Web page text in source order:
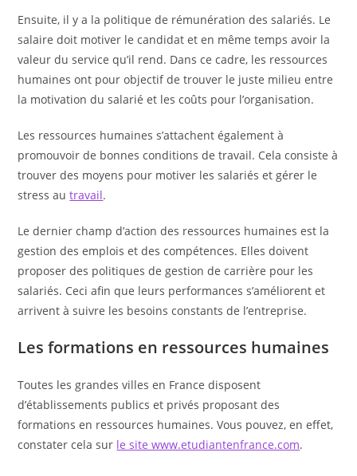
Ensuite, il y a la politique de rémunération des salariés. Le
salaire doit motiver le candidat et en même temps avoir la
valeur du service qu’il rend. Dans ce cadre, les ressources
humaines ont pour objectif de trouver le juste milieu entre
la motivation du salarié et les coûts pour l’organisation.
Les ressources humaines s’attachent également à
promouvoir de bonnes conditions de travail. Cela consiste à
trouver des moyens pour motiver les salariés et gérer le
stress autravail.
Le dernier champ d’action des ressources humaines est la
gestion des emplois et des compétences. Elles doivent
proposer des politiques de gestion de carrière pour les
salariés. Ceci afin que leurs performances s’améliorent et
arrivent à suivre les besoins constants de l’entreprise.
Les formations en ressources humaines
Toutes les grandes villes en France disposent
d’établissements publics et privés proposant des
formations en ressources humaines. Vous pouvez, en effet,
constater cela sur le site www.etudiantenfrance.com.